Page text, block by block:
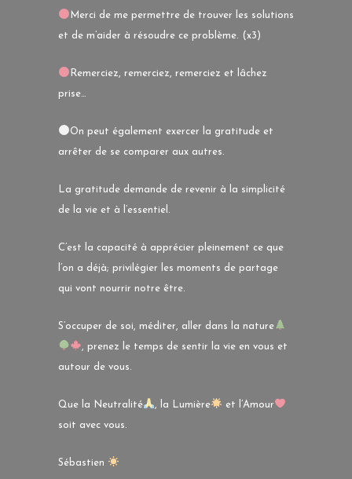
Merci de me permettre de trouver les solutions
et de m’aider à résoudre ce problème. (x3)
Remerciez, remerciez, remerciez et lâchez
prise…
On peut également exercer la gratitude et
arrêter de se comparer aux autres.
La gratitude demande de revenir à la simplicité
de la vie et à l’essentiel.
C’est la capacité à apprécier pleinement ce que
l’on a déjà; privilégier les moments de partage
qui vont nourrir notre être.
S’occuper de soi, méditer, aller dans la nature
, prenez le temps de sentir la vie en vous et
autour de vous.
Que la Neutralité , la Lumière
et l’Amour
soit avec vous.
Sébastien